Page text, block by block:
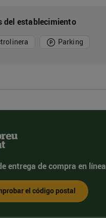
del establecimiento
Parking
entrega de compra en línea
el código postal